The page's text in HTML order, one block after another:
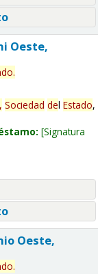
Oeste,
.
Sociedad del Estado,
Signatura
Oeste,
.